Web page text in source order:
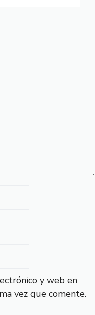
y web en
vez que comente.